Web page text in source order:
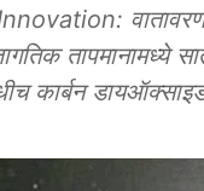
तापमानामध्ये
कार्बन